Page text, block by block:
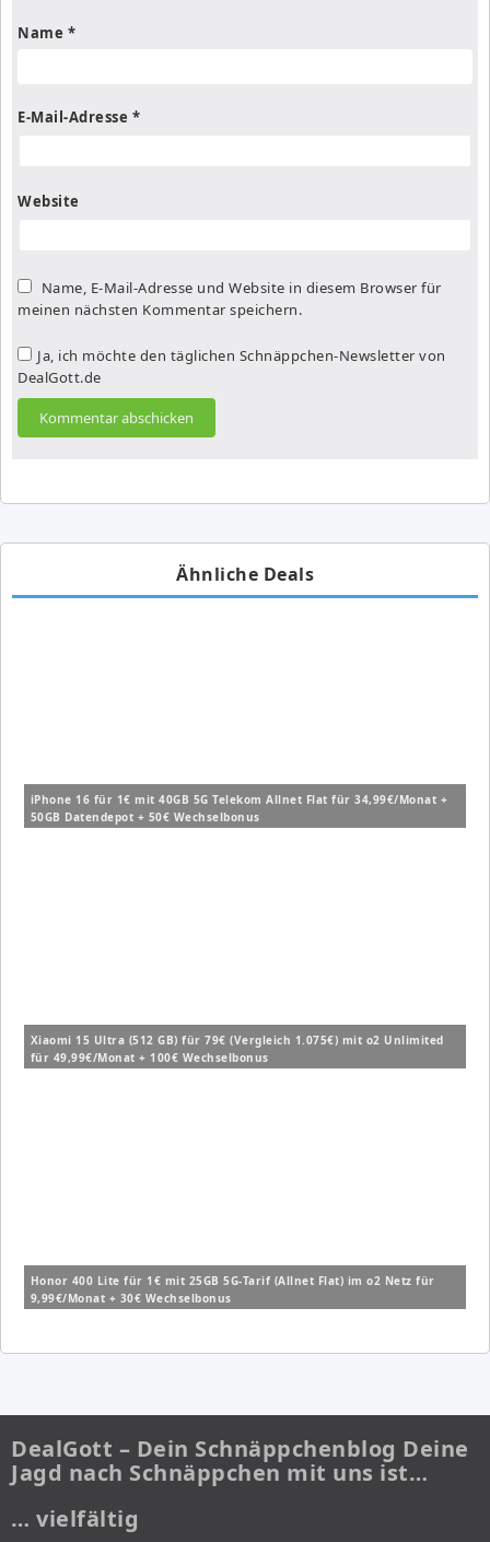
Name *
E-Mail-Adresse *
Website
Name, E-Mail-Adresse und Website in diesem Browser für
meinen nächsten Kommentar speichern.
Ja, ich möchte den täglichen Schnäppchen-Newsletter von
DealGott.de
Ähnliche Deals
iPhone 16 für 1€ mit 40GB 5G Telekom Allnet Flat für 34,99€/Monat +
50GB Datendepot + 50€ Wechselbonus
Xiaomi 15 Ultra (512 GB) für 79€ (Vergleich 1.075€) mit o2 Unlimited
für 49,99€/Monat + 100€ Wechselbonus
Honor 400 Lite für 1€ mit 25GB 5G-Tarif (Allnet Flat) im o2 Netz für
9,99€/Monat + 30€ Wechselbonus
DealGott – Dein Schnäppchenblog Deine
Jagd nach Schnäppchen mit uns ist…
… vielfältig